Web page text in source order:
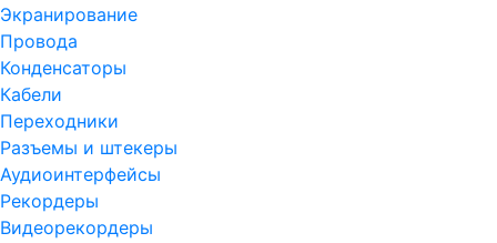
Экранирование
Провода
Конденсаторы
Кабели
Переходники
Разъемы и штекеры
Аудиоинтерфейсы
Рекордеры
Видеорекордеры